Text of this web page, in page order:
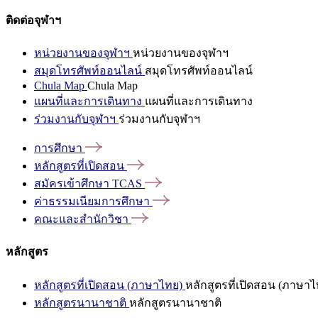
ติดต่อจุฬาฯ
หน่วยงานของจุฬาฯ หน่วยงานของจุฬาฯ
สมุดโทรศัพท์ออนไลน์ สมุดโทรศัพท์ออนไลน์
Chula Map Chula Map
แผนที่และการเดินทาง แผนที่และการเดินทาง
ร่วมงานกับจุฬาฯ ร่วมงานกับจุฬาฯ
การศึกษา
หลักสูตรที่เปิดสอน
สมัครเข้าศึกษา TCAS
ค่าธรรมเนียมการศึกษา
คณะและสำนักวิชา
หลักสูตร
หลักสูตรที่เปิดสอน (ภาษาไทย) หลักสูตรที่เปิดสอน (ภาษาไ
หลักสูตรนานาชาติ หลักสูตรนานาชาติ